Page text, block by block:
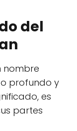
del
nombre
profundo y
es
partes